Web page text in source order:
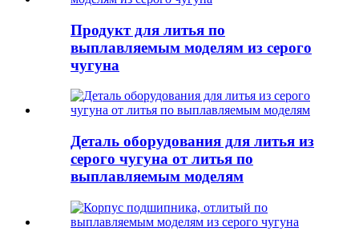
Продукт для литья по
выплавляемым моделям из серого
чугуна
Деталь оборудования для литья из
серого чугуна от литья по
выплавляемым моделям